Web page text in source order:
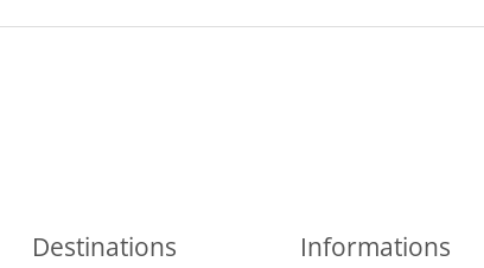
Destinations Informations